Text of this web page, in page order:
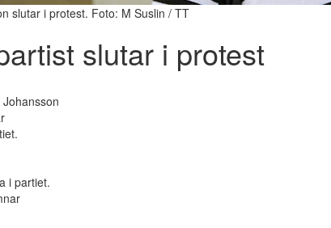
slutar i protest. Foto: M Suslin / TT
slutar i protest
i partiet.